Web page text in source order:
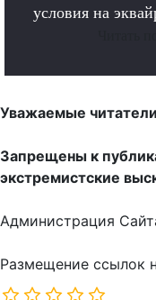
условия на
Уважаемые
Запрещены к
экстремистские
Администрация
Размещение ссылок